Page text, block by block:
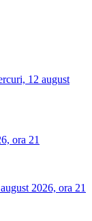
12 august
ora 21
2026, ora 21